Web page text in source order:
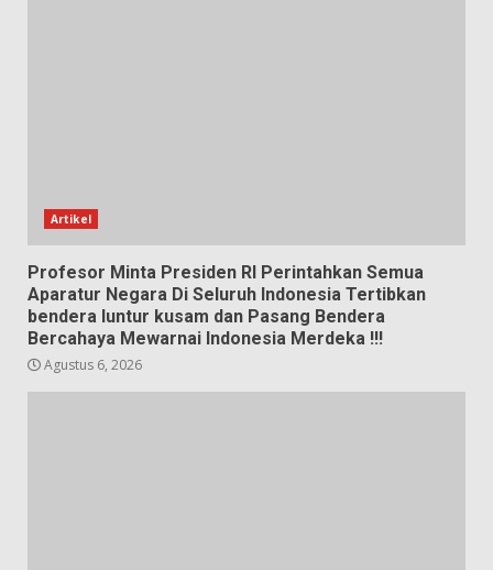
Artikel
Profesor Minta Presiden RI Perintahkan Semua
Aparatur Negara Di Seluruh Indonesia Tertibkan
bendera luntur kusam dan Pasang Bendera
Bercahaya Mewarnai Indonesia Merdeka !!!
Agustus 6, 2026